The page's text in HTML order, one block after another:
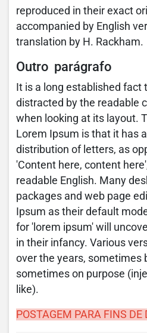
reproduced in their exact
accompanied by English
translation by H. Rackham.
Outro parágrafo
It is a long established fact
distracted by the readable
when looking at its layout.
Lorem Ipsum is that it has
distribution of letters, as
'Content here, content
readable English. Many
packages and web page
Ipsum as their default
for 'lorem ipsum' will
in their infancy. Various
over the years, sometimes
sometimes on purpose
like).
POSTAGEM PARA FINS